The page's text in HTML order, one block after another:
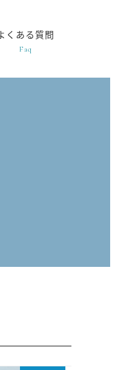
くある質問
Faq